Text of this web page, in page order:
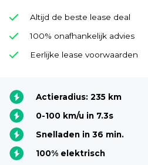
Altijd de beste lease deal
100% onafhankelijk advies
Eerlijke lease voorwaarden
Actieradius: 235 km
0-100 km/u in 7.3s
Snelladen in 36 min.
100% elektrisch